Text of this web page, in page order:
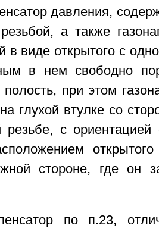
давления,
а также
в виде открытого с
в нем свободно
полость, при этом
глухой втулке со
резьбе, с
стороне, где он
по п.23,